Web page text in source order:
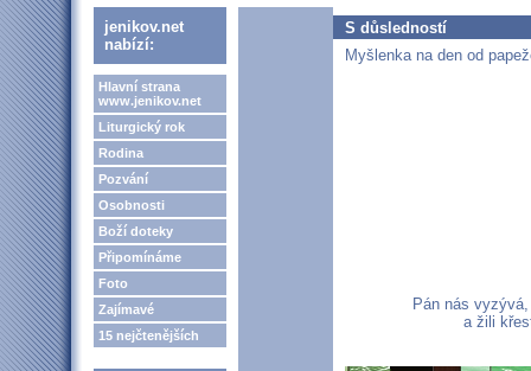
jenikov.net
nabízí:
Hlavní strana
www.jenikov.net
Liturgický rok
Rodina
Pozvání
Osobnosti
Boží doteky
Připomínáme
Foto
Zajímavé
15 nejčtenějších
S důsledností
Myšlenka na den od
Pán nás
a žili